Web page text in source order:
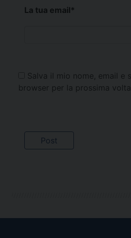
La tua email*
Salva il mio nome, email e
browser per la prossima